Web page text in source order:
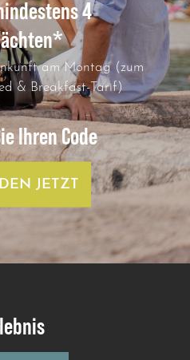
4
am Montag (zum
& Breakfast-Tarif)
Ihren Code
JETZT